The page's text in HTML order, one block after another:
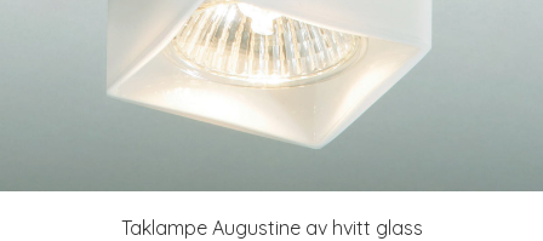
Taklampe Augustine av hvitt glass